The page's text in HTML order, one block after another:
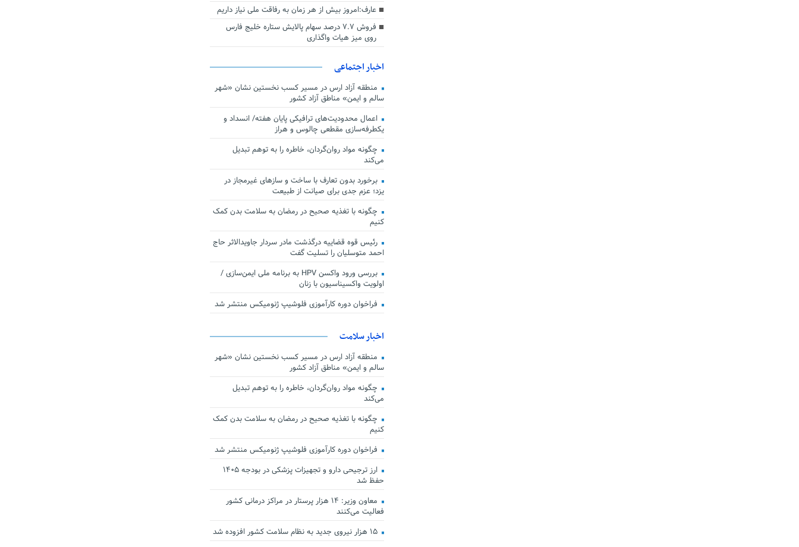
عارف:امروز بیش از هر زمان به رفاقت ملی نیاز داریم
فروش ۷.۷ درصد سهام پالایش ستاره خلیج فارس
روی میز هیات واگذاری
اخبار اجتماعی
منطقه آزاد ارس در مسیر کسب نخستین نشان «شهر
سالم و ایمن» مناطق آزاد کشور
اعمال محدودیت‌های ترافیکی پایان هفته/ انسداد و
یکطرفه‌سازی مقطعی چالوس و هراز
چگونه مواد روان‌گردان، خاطره را به توهم تبدیل
می‌کند
برخورد بدون تعارف با ساخت‌ و سازهای غیرمجاز در
یزد؛ عزم جدی برای صیانت از طبیعت
چگونه با تغذیه صحیح در رمضان به سلامت بدن کمک
کنیم
رئیس قوه قضاییه درگذشت مادر سردار جاویدالاثر حاج
احمد متوسلیان را تسلیت گفت
بررسی ورود واکسن HPV به برنامه ملی ایمن‌سازی /
اولویت واکسیناسیون با زنان
فراخوان دوره کارآموزی فلوشیپ ژنومیکس منتشر شد
اخبار سلامت
منطقه آزاد ارس در مسیر کسب نخستین نشان «شهر
سالم و ایمن» مناطق آزاد کشور
چگونه مواد روان‌گردان، خاطره را به توهم تبدیل
می‌کند
چگونه با تغذیه صحیح در رمضان به سلامت بدن کمک
کنیم
فراخوان دوره کارآموزی فلوشیپ ژنومیکس منتشر شد
ارز ترجیحی دارو و تجهیزات پزشکی در بودجه ۱۴۰۵
حفظ شد
معاون وزیر: ۱۴ هزار پرستار در مراکز درمانی کشور
فعالیت می‌کنند
۱۵ هزار نیروی جدید به نظام سلامت کشور افزوده شد